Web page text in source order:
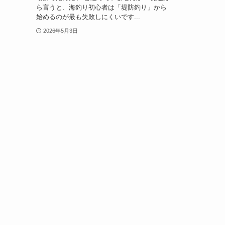
ら言うと、海釣り初心者は「堤防釣り」から
始めるのが最も失敗しにくいです...
2026年5月3日